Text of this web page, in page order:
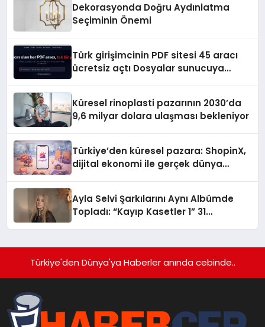
Dekorasyonda Doğru Aydınlatma
Seçiminin Önemi
Türk girişimcinin PDF sitesi 45 aracı
ücretsiz açtı Dosyalar sunucuya
Küresel rinoplasti pazarının 2030’da
9,6 milyar dolara ulaşması bekleniyor
Türkiye’den küresel pazara: ShopinX,
dijital ekonomi ile gerçek dünya
Ayla Selvi Şarkılarını Aynı Albümde
Topladı: “Kayıp Kasetler 1” 31
Türkiye'den Dünya'ya Haberler anında cebinde..